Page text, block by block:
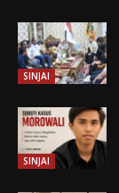
SINJAI
SINJAI